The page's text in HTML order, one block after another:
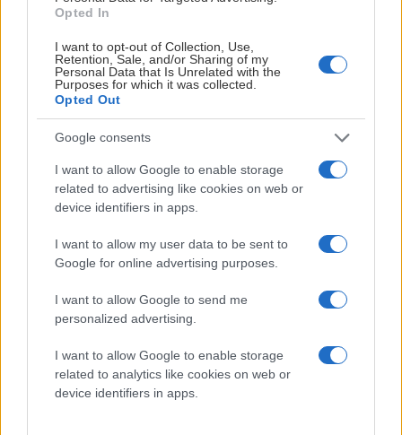
Opted In
I want to opt-out of Collection, Use,
Retention, Sale, and/or Sharing of my
Personal Data that Is Unrelated with the
Purposes for which it was collected.
Opted Out
Google consents
I want to allow Google to enable storage
related to advertising like cookies on web or
device identifiers in apps.
I want to allow my user data to be sent to
Google for online advertising purposes.
I want to allow Google to send me
personalized advertising.
I want to allow Google to enable storage
related to analytics like cookies on web or
device identifiers in apps.
Temamatcherna för säsongen 2026/27 är satta - nu
kan du planera din säsong!
Frölunda HC går in i en ny säsong med SHL, CHL, SDHL
och även Spengler Cup i pipen. I år har vi valt att
presentera samtliga våra temamatcher före första
nedsläpp för att du som åskådare ska kunna planera in din
Lundqvists tröja den 17:e oktober, vi har regionsmatch och
spelar för barnen på Drottning Silvias barnsjukhus och en